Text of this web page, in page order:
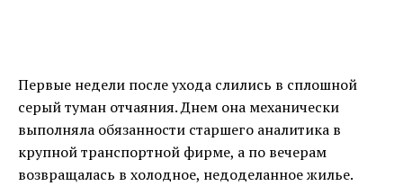
Первые недели после ухода слились в сплошной
серый туман отчаяния. Днем она механически
выполняла обязанности старшего аналитика в
крупной транспортной фирме, а по вечерам
возвращалась в холодное, недоделанное жилье.